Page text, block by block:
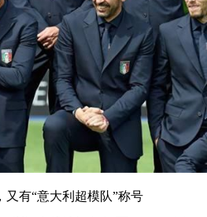
又有“意大利超模队”称号